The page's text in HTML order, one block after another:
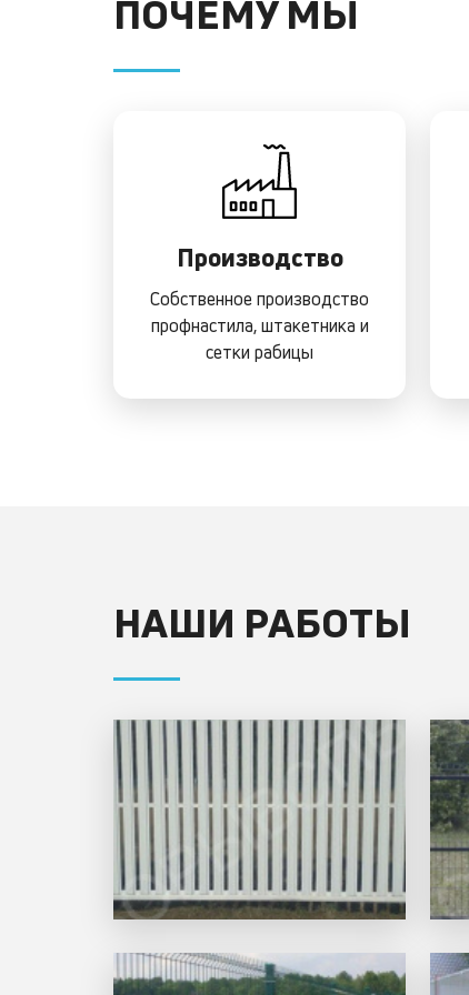
ПОЧЕМУ МЫ
Производство
Собственное производство
профнастила, штакетника и
сетки рабицы
НАШИ РАБОТЫ